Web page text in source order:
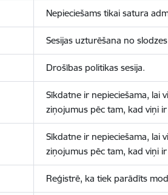
Nepieciešams tikai satura
Sesijas uzturēšana no
Drošības politikas sesija.
Sīkdatne ir nepieciešama, lai
ziņojumus pēc tam, kad viņi
Sīkdatne ir nepieciešama, lai
ziņojumus pēc tam, kad viņi
Reģistrē, ka tiek parādīts